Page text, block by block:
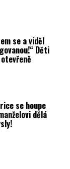
se a viděl
Děti
se houpe
dělá